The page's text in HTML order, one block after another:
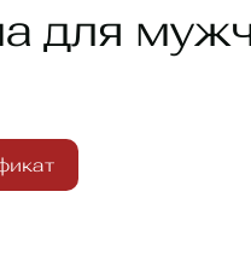
для